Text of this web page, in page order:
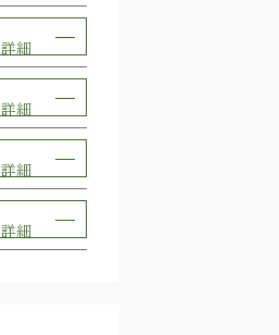
詳細
詳細
詳細
詳細